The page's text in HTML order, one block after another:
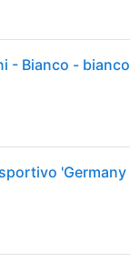
- Bianco - bianco